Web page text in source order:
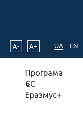
A- A+ UA EN
Програма
ЄС
Еразмус+